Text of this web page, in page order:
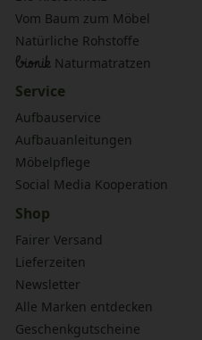
Vom Baum zum Möbel
Natürliche Rohstoffe
bionik Naturmatratzen
Service
Aufbauservice
Aufbauanleitungen
Möbelpflege
Social Media Kooperation
Shop
Fairer Versand
Lieferzeiten
Newsletter
Alle Marken entdecken
Geschenkgutscheine